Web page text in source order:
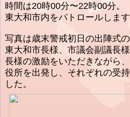
時間は20時00分〜22時00分。
東大和市内をパトロールします
写真は歳末警戒初日の出陣式の
東大和市長様、市議会副議長
長様の激励をいただきながら
役所を出発し、それぞれの受
した。